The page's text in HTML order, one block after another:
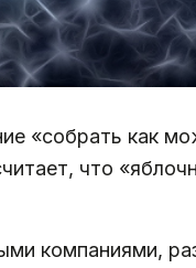
«собрать как
что
компаниями,